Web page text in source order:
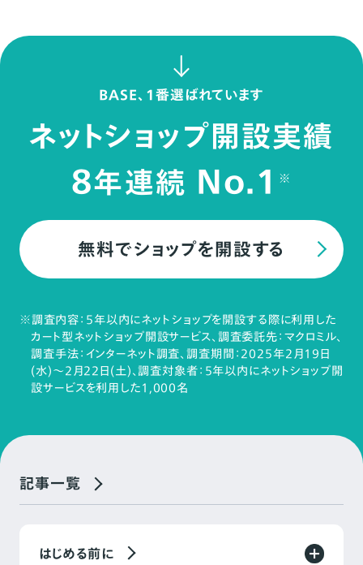
BASE、1番選ばれています
ネットショップ開設実績
8年連続 No.1 ※
無料でショップを開設する
※調査内容：5年以内にネットショップを開設する際に利用した
カート型ネットショップ開設サービス、調査委託先：マクロミル、
調査手法：インターネット調査、調査期間：2025年2月19日
(水)～2月22日(土)、調査対象者：5年以内にネットショップ開
設サービスを利用した1,000名
記事一覧
はじめる前に